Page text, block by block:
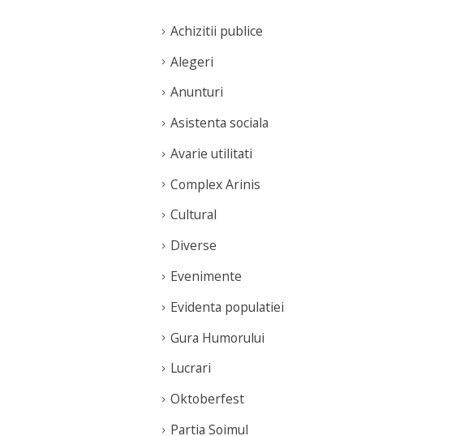
Achizitii publice
Alegeri
Anunturi
Asistenta sociala
Avarie utilitati
Complex Arinis
Cultural
Diverse
Evenimente
Evidenta populatiei
Gura Humorului
Lucrari
Oktoberfest
Partia Soimul